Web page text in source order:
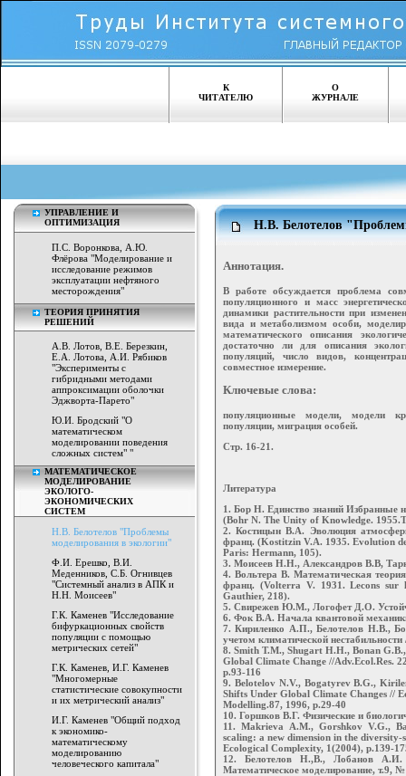
К
ЧИТАТЕЛЮ
О
ЖУРНАЛЕ
УПРАВЛЕНИЕ И
ОПТИМИЗАЦИЯ
П.С. Воронкова, А.Ю.
Флёрова "Моделирование и
исследование режимов
эксплуатации нефтяного
месторождения"
ТЕОРИЯ ПРИНЯТИЯ
РЕШЕНИЙ
А.В. Лотов, В.Е. Березкин,
Е.А. Лотова, А.И. Рябиков
"Эксперименты с
гибридными методами
аппроксимации оболочки
Эджворта-Парето"
Ю.И. Бродский "О
математическом
моделировании поведения
сложных систем" "
МАТЕМАТИЧЕСКОЕ
МОДЕЛИРОВАНИЕ
ЭКОЛОГО-
ЭКОНОМИЧЕСКИХ
СИСТЕМ
Н.В. Белотелов "Проблемы
моделирования в экологии"
Ф.И. Ерешко, В.И.
Меденников, С.Б. Огнивцев
"Системный анализ в АПК и
Н.Н. Моисеев"
Г.К. Каменев "Исследование
бифуркационных свойств
популяции с помощью
метрических сетей"
Г.К. Каменев, И.Г. Каменев
"Многомерные
статистические совокупности
и их метрический анализ"
И.Г. Каменев "Общий подход
к экономико-
математическому
моделированию
человеческого капитала"
Н.В. Белотелов
Аннотация.
В работе обсуждается проблема
популяционного и масс
динамики растительности при
вида и метаболизмом особи,
математического описания
достаточно ли для описания
популяций, число видов,
совместное измерение.
Ключевые слова:
популяционные модели, модели
популяции, миграция особей.
Стр. 16-21.
Литература
1. Бор Н. Единство знаний Избранные
(Bohr N. The Unity of Knowledge.
2. Костицын В.А. Эволюция
франц. (Kostitzin V.A. 1935. Evolution
Paris: Hermann, 105).
3. Моисеев Н.Н., Александров В.В,
4. Вольтера В. Математическая
франц. (Volterra V. 1931. Lecons
Gauthier, 218).
5. Свирежев Ю.М., Логофет Д.О.
6. Фок В.А. Начала квантовой
7. Кириленко А.П., Белотелов Н.В.,
учетом климатической
8. Smith T.M., Shugart H.H., Bonan
Global Climate Change //Adv.Ecol.Res.
p.93-116
9. Belotelov N.V., Bogatyrev B.G.,
Shifts Under Global Climate Changes //
Modelling.87, 1996, p.29-40
10. Горшков В.Г. Физические и
11. Makrieva A.M., Gorshkov V.G.,
scaling: a new dimension in the
Ecological Complexity, 1(2004), p.139-
12. Белотелов Н.,В., Лобанов А.И.
Математическое моделирование, т.9,